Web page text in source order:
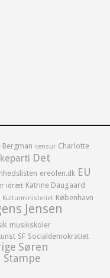
Bergman censur Charlotte
Det
ereolen.dk EU
idræt Katrine Daugaard
Kulturministeriet København
Jensen
musikskoler
SF Socialdemokratiet
Søren
Stampe